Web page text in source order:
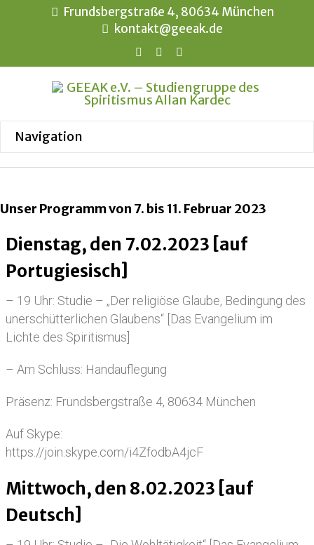
Frundsbergstraße 4, 80634 München
kontakt@geeak.de
Unser Programm von 7. bis 11. Februar 2023
Dienstag, den 7.02.2023 [auf
Portugiesisch]
– 19 Uhr: Studie – „Der religiöse Glaube, Bedingung des
unerschütterlichen Glaubens“ [Das Evangelium im
Lichte des Spiritismus]
– Am Schluss: Handauflegung
Präsenz: Frundsbergstraße 4, 80634 München
Auf Skype:
https://join.skype.com/i4ZfodbA4jcF
Mittwoch, den 8.02.2023 [auf
Deutsch]